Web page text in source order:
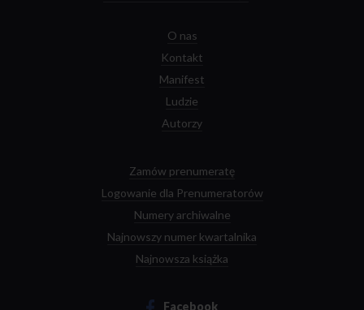
O nas
Kontakt
Manifest
Ludzie
Autorzy
Zamów prenumeratę
Logowanie dla Prenumeratorów
Numery archiwalne
Najnowszy numer kwartalnika
Najnowsza książka
Facebook